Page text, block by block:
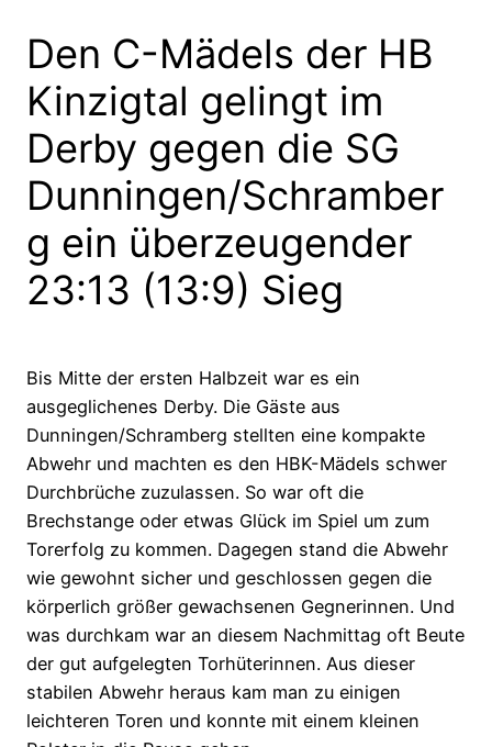
Den C-Mädels der HB
Kinzigtal gelingt im
Derby gegen die SG
Dunningen/Schramber
g ein überzeugender
23:13 (13:9) Sieg
Bis Mitte der ersten Halbzeit war es ein
ausgeglichenes Derby. Die Gäste aus
Dunningen/Schramberg stellten eine kompakte
Abwehr und machten es den HBK-Mädels schwer
Durchbrüche zuzulassen. So war oft die
Brechstange oder etwas Glück im Spiel um zum
Torerfolg zu kommen. Dagegen stand die Abwehr
wie gewohnt sicher und geschlossen gegen die
körperlich größer gewachsenen Gegnerinnen. Und
was durchkam war an diesem Nachmittag oft Beute
der gut aufgelegten Torhüterinnen. Aus dieser
stabilen Abwehr heraus kam man zu einigen
leichteren Toren und konnte mit einem kleinen